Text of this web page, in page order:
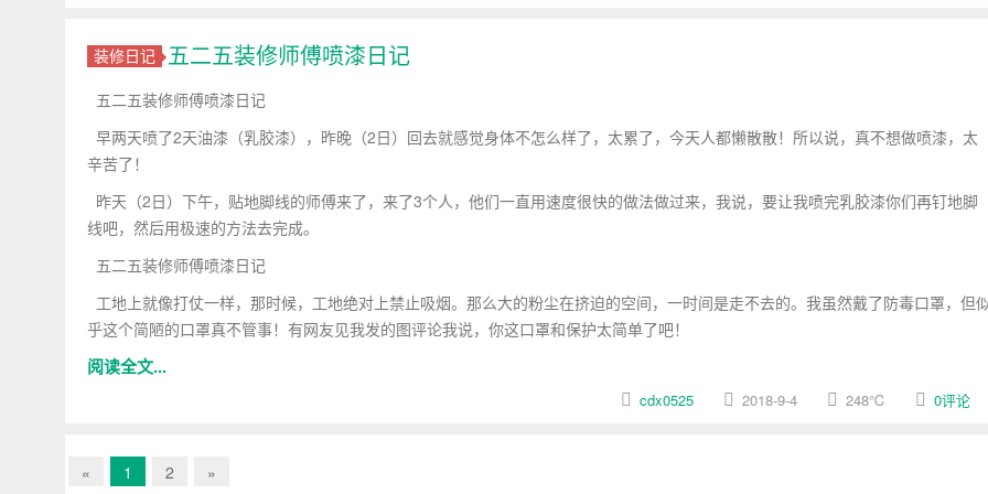
装修日记 五二五装修师傅喷漆日记
五二五装修师傅喷漆日记
早两天喷了2天油漆（乳胶漆），昨晚（2日）回去就感觉身体不怎么样了，太累了，今天人都懒散散！所以说，真不想做喷漆，太
辛苦了！
昨天（2日）下午，贴地脚线的师傅来了，来了3个人，他们一直用速度很快的做法做过来，我说，要让我喷完乳胶漆你们再钉地脚
线吧，然后用极速的方法去完成。
五二五装修师傅喷漆日记
工地上就像打仗一样，那时候，工地绝对上禁止吸烟。那么大的粉尘在挤迫的空间，一时间是走不去的。我虽然戴了防毒口罩，但
乎这个简陋的口罩真不管事！有网友见我发的图评论我说，你这口罩和保护太简单了吧！
阅读全文...
cdx0525 2018-9-4 248℃ 0评论
« 1 2 »